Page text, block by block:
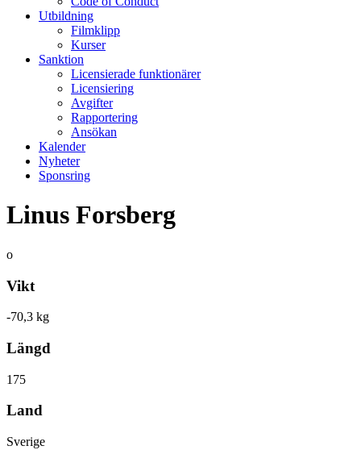
Utbildning
Filmklipp
Kurser
Sanktion
Licensierade funktionärer
Licensiering
Avgifter
Rapportering
Ansökan
Kalender
Nyheter
Sponsring
Linus Forsberg
o
Vikt
-70,3 kg
Längd
175
Land
Sverige